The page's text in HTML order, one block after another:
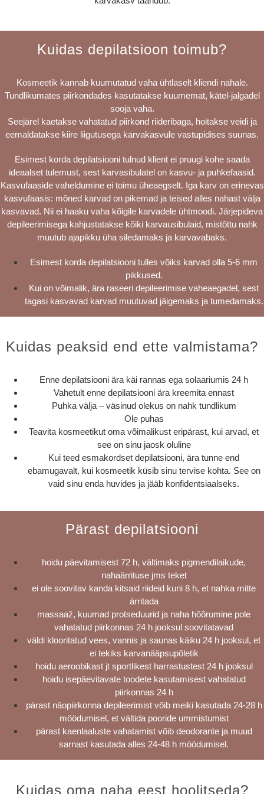
Kuidas depilatsioon toimub?
Kosmeetik kannab kuumutatud vaha ühtlaselt kliendi nahale.
Tundlikumates piirkondades kasutatakse kuumemat, kätel-jalgadel
sooja vaha.
Seejärel kaetakse vahatatud piirkond riideribaga, hoitakse veidi ja
eemaldatakse kiire liigutusega karvakasvule vastupidises suunas.
Esimest korda depilatsiooni tulnud klient ei pruugi kohe saada
ideaalset tulemust, sest karvasibulatel on kasvu- ja puhkefaasid.
Kasvufaaside vaheldumine ei toimu üheaegselt. Iga karv on erinevas
kasvufaasis: mõned karvad on pikemad ja teised alles nahast välja
kasvavad. Nii ei haaku vaha kõigile karvadele ühtmoodi. Järjepideva
depileerimisega kahjustatakse kõiki karvausibulaid, mistõttu nahk
muutub ajapikku üha siledamaks ja karvavabaks.
Esimest korda depilatsiooni tulles võiks karvad olla 5-6 mm
pikkused.
Kui on võimalik, ära raseeri depileerimise vaheaegadel, sest
tagasi kasvavad karvad muutuvad jäigemaks ja tumedamaks.
Kuidas peaksid end ette valmistama?
Enne depilatsiooni ära käi rannas ega solaariumis 24 h
Vahetult enne depilatsiooni ära kreemita ennast
Puhka välja – väsinud olekus on nahk tundlikum
Ole puhas
Teavita kosmeetikut oma võimalikust eripärast, kui arvad, et
see on sinu jaosk oluline
Kui teed esmakordset depilatsiooni, ära tunne end
ebamugavalt, kui kosmeetik küsib sinu tervise kohta. See on
vaid sinu enda huvides ja jääb konfidentsiaalseks.
Pärast depilatsiooni
hoidu päevitamisest 72 h, vältimaks pigmendilaikude,
nahaärrituse jms teket
ei ole soovitav kanda kitsaid riideid kuni 8 h, et nahka mitte
ärritada
massaaž, kuumad protseduurid ja naha hõõrumine pole
vahatatud piirkonnas 24 h jooksul soovitatavad
väldi klooritatud vees, vannis ja saunas käiku 24 h jooksul, et
ei tekiks karvanääpsupõletik
hoidu aeroobikast jt sportlikest harrastustest 24 h jooksul
hoidu isepäevitavate toodete kasutamisest vahatatud
piirkonnas 24 h
pärast näopiirkonna depileerimist võib meiki kasutada 24-28 h
möödumisel, et vältida pooride ummistumist
pärast kaenlaaluste vahatamist võib deodorante ja muud
sarnast kasutada alles 24-48 h möödumisel.
Kuidas oma naha eest hoolitseda?